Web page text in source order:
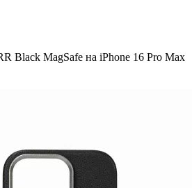
Black MagSafe на iPhone 16 Pro Max